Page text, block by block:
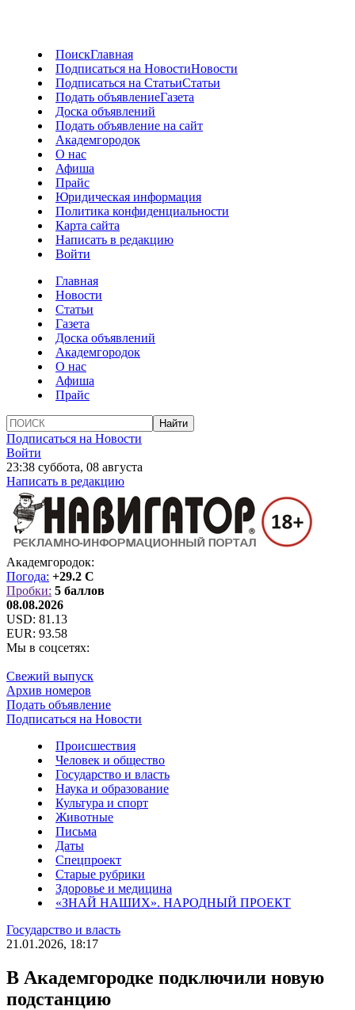
ПоискГлавная
Подписаться на НовостиНовости
Подписаться на СтатьиСтатьи
Подать объявлениеГазета
Доска объявлений
Подать объявление на сайт
Академгородок
О нас
Афиша
Прайс
Юридическая информация
Политика конфиденциальности
Карта сайта
Написать в редакцию
Войти
Главная
Новости
Статьи
Газета
Доска объявлений
Академгородок
О нас
Афиша
Прайс
Подписаться на Новости
Войти
23:38 суббота, 08 августа
Написать в редакцию
Академгородок:
Погода: +29.2 C
Пробки: 5 баллов
08.08.2026
USD: 81.13
EUR: 93.58
Мы в соцсетях:
Свежий выпуск
Архив номеров
Подать объявление
Подписаться на Новости
Происшествия
Человек и общество
Государство и власть
Наука и образование
Культура и спорт
Животные
Письма
Даты
Спецпроект
Старые рубрики
Здоровье и медицина
«ЗНАЙ НАШИХ». НАРОДНЫЙ ПРОЕКТ
Государство и власть
21.01.2026, 18:17
В Академгородке подключили новую
подстанцию